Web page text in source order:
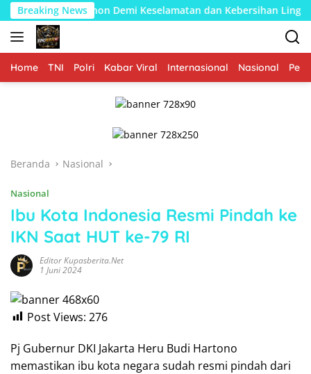
Langsung
ke
konten
Breaking News
Pohon Demi Keselamatan dan Kebersihan Lingkungan
Home TNI Polri Kabar Viral Internasional Nasional
Beranda Nasional
Nasional
Ibu Kota Indonesia Resmi Pindah ke
IKN Saat HUT ke-79 RI
Editor Kupasberita.net
1 Juni 2024
Post Views: 276
Pj Gubernur DKI Jakarta Heru Budi Hartono
memastikan ibu kota negara sudah resmi pindah dari